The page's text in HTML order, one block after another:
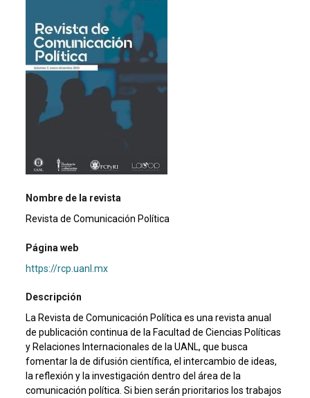
Nombre de la revista
Revista de Comunicación Política
Página web
https://rcp.uanl.mx
Descripción
La Revista de Comunicación Política es una revista anual
de publicación continua de la Facultad de Ciencias Políticas
y Relaciones Internacionales de la UANL, que busca
fomentar la de difusión científica, el intercambio de ideas,
la reflexión y la investigación dentro del área de la
comunicación política. Si bien serán prioritarios los trabajos